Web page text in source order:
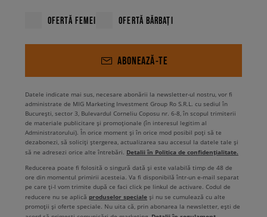
OFERTĂ FEMEI OFERTĂ BĂRBAȚI
ABONEAZĂ-TE
Datele indicate mai sus, necesare abonării la newsletter-ul nostru, vor fi
administrate de MIG Marketing Investment Group Ro S.R.L. cu sediul în
București, sector 3, Bulevardul Corneliu Coposu nr. 6-8, în scopul trimiterii
de materiale publicitare și promoționale (în interesul legitim al
Administratorului). În orice moment și în orice mod posibil poți să te
dezabonezi, să soliciți ștergerea, actualizarea sau accesul la datele tale și
să ne adresezi orice alte întrebări. Detalii în Politica de confidențialitate.
Reducerea poate fi folosită o singură dată și este valabilă timp de 48 de
ore din momentul primirii acesteia. Va fi disponibilă într-un e-mail separat
pe care ți-l vom trimite după ce faci click pe linkul de activare. Codul de
reducere nu se aplică produselor speciale și nu se cumulează cu alte
promoții și oferte speciale. Nu uita că, prin abonarea la newsletter, ești de